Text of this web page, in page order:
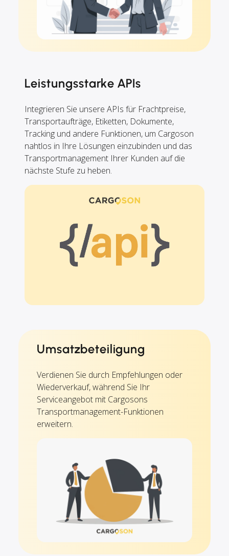
Leistungsstarke APIs
Integrieren Sie unsere APIs für Frachtpreise,
Transportaufträge, Etiketten, Dokumente,
Tracking und andere Funktionen, um Cargoson
nahtlos in Ihre Lösungen einzubinden und das
Transportmanagement Ihrer Kunden auf die
nächste Stufe zu heben.
Umsatzbeteiligung
Verdienen Sie durch Empfehlungen oder
Wiederverkauf, während Sie Ihr
Serviceangebot mit Cargosons
Transportmanagement-Funktionen
erweitern.